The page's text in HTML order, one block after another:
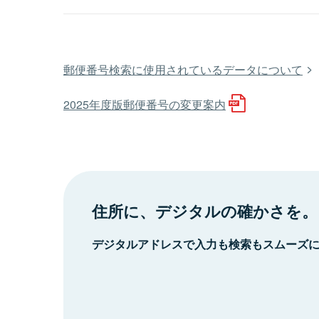
郵便番号検索に使用されているデータについて
2025年度版郵便番号の変更案内
住所に、デジタルの確かさを。
デジタルアドレスで入力も検索もスムーズ